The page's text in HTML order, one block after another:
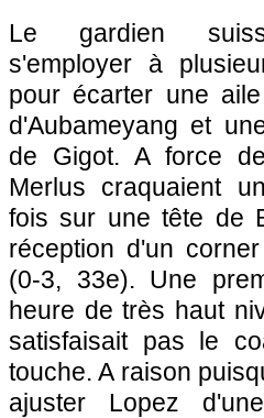
Le gardien
s'employer à
pour écarter une
d'Aubameyang et
de Gigot. A force
Merlus craquaient
fois sur une tête de
réception d'un
(0-3, 33e). Une
heure de très haut
satisfaisait pas le
touche. A raison
ajuster Lopez